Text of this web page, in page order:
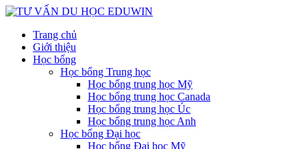
Trang chủ
Giới thiệu
Học bổng
Học bổng Trung học
Học bổng trung học Mỹ
Học bổng trung học Canada
Học bổng trung học Úc
Học bổng trung học Anh
Học bổng Đại học
Học bổng Đại học Mỹ